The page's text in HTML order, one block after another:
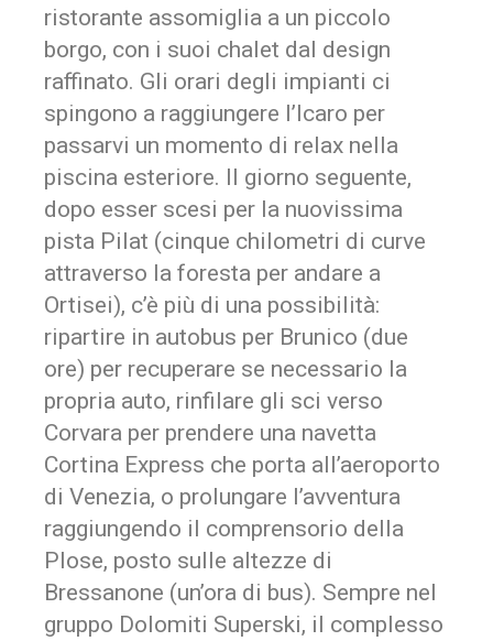
ristorante assomiglia a un piccolo
borgo, con i suoi chalet dal design
raffinato. Gli orari degli impianti ci
spingono a raggiungere l’Icaro per
passarvi un momento di relax nella
piscina esteriore. Il giorno seguente,
dopo esser scesi per la nuovissima
pista Pilat (cinque chilometri di curve
attraverso la foresta per andare a
Ortisei), c’è più di una possibilità:
ripartire in autobus per Brunico (due
ore) per recuperare se necessario la
propria auto, rinfilare gli sci verso
Corvara per prendere una navetta
Cortina Express che porta all’aeroporto
di Venezia, o prolungare l’avventura
raggiungendo il comprensorio della
Plose, posto sulle altezze di
Bressanone (un’ora di bus). Sempre nel
gruppo Dolomiti Superski, il complesso